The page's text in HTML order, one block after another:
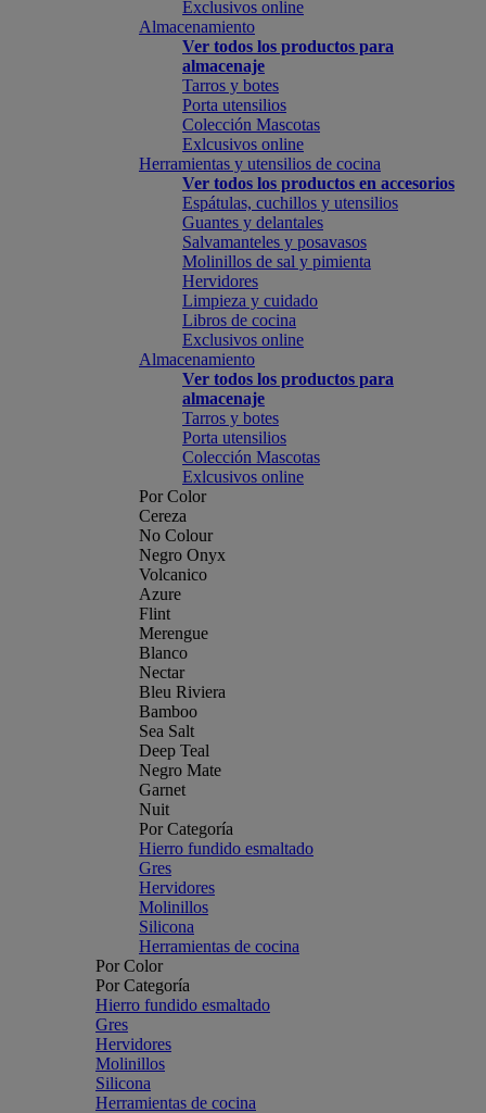
Exclusivos online
Almacenamiento
Ver todos los productos para
almacenaje
Tarros y botes
Porta utensilios
Colección Mascotas
Exlcusivos online
Herramientas y utensilios de cocina
Ver todos los productos en accesorios
Espátulas, cuchillos y utensilios
Guantes y delantales
Salvamanteles y posavasos
Molinillos de sal y pimienta
Hervidores
Limpieza y cuidado
Libros de cocina
Exclusivos online
Almacenamiento
Ver todos los productos para
almacenaje
Tarros y botes
Porta utensilios
Colección Mascotas
Exlcusivos online
Por Color
Cereza
No Colour
Negro Onyx
Volcanico
Azure
Flint
Merengue
Blanco
Nectar
Bleu Riviera
Bamboo
Sea Salt
Deep Teal
Negro Mate
Garnet
Nuit
Por Categoría
Hierro fundido esmaltado
Gres
Hervidores
Molinillos
Silicona
Herramientas de cocina
Por Color
Por Categoría
Hierro fundido esmaltado
Gres
Hervidores
Molinillos
Silicona
Herramientas de cocina